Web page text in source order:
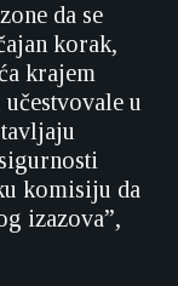
da se
korak,
krajem
u
komisiju da
izazova”,